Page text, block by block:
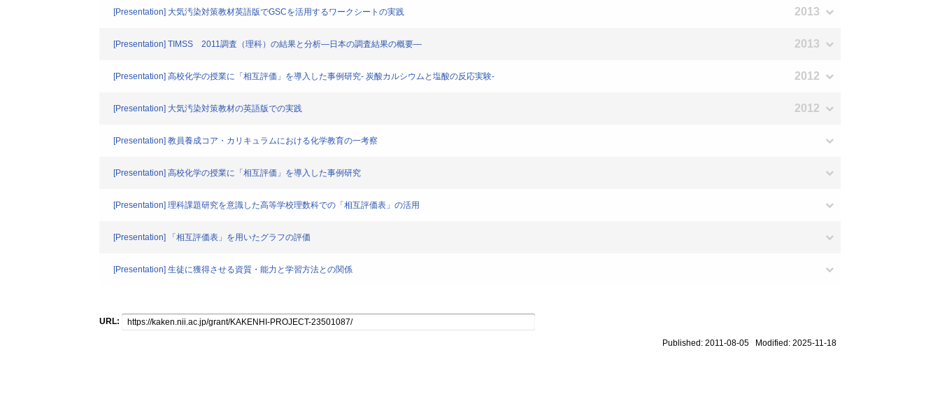
[Presentation] 大気汚染対策教材英語版でGSCを活用するワークシートの実践 2013
[Presentation] TIMSS 2011調査（理科）の結果と分析―日本の調査結果の概要― 2013
[Presentation] 高校化学の授業に「相互評価」を導入した事例研究- 炭酸カルシウムと塩酸の反応実験- 2012
[Presentation] 大気汚染対策教材の英語版での実践 2012
[Presentation] 教員養成コア・カリキュラムにおける化学教育の一考察
[Presentation] 高校化学の授業に「相互評価」を導入した事例研究
[Presentation] 理科課題研究を意識した高等学校理数科での「相互評価表」の活用
[Presentation] 「相互評価表」を用いたグラフの評価
[Presentation] 生徒に獲得させる資質・能力と学習方法との関係
URL:
Published: 2011-08-05 Modified: 2025-11-18